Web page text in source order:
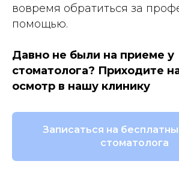
вовремя обратиться за
помощью.
Давно не были на приеме у
стоматолога? Приходите
осмотр в нашу клинику
Записаться на
стоматолога